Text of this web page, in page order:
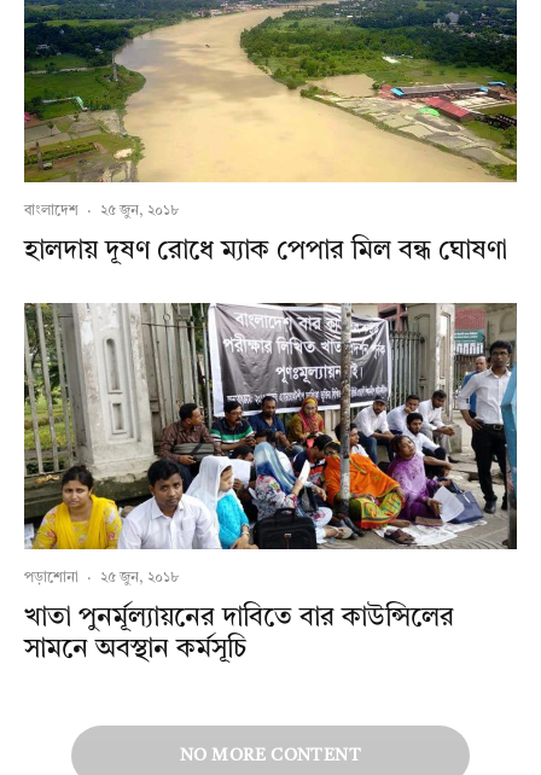
বাংলাদেশ · ২৫ জুন, ২০১৮
হালদায় দূষণ রোধে ম্যাক পেপার মিল বন্ধ ঘোষণা
পড়াশোনা · ২৫ জুন, ২০১৮
খাতা পুনর্মূল্যায়নের দাবিতে বার কাউন্সিলের
সামনে অবস্থান কর্মসূচি
NO MORE CONTENT